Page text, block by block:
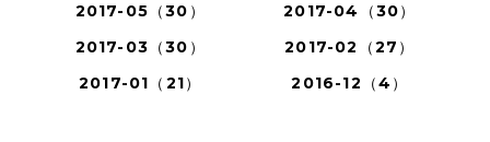
2017-05（30）
2017-04（30）
2017-03（30）
2017-02（27）
2017-01（21）
2016-12（4）